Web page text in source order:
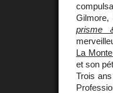
prisme
La
et son
Trois